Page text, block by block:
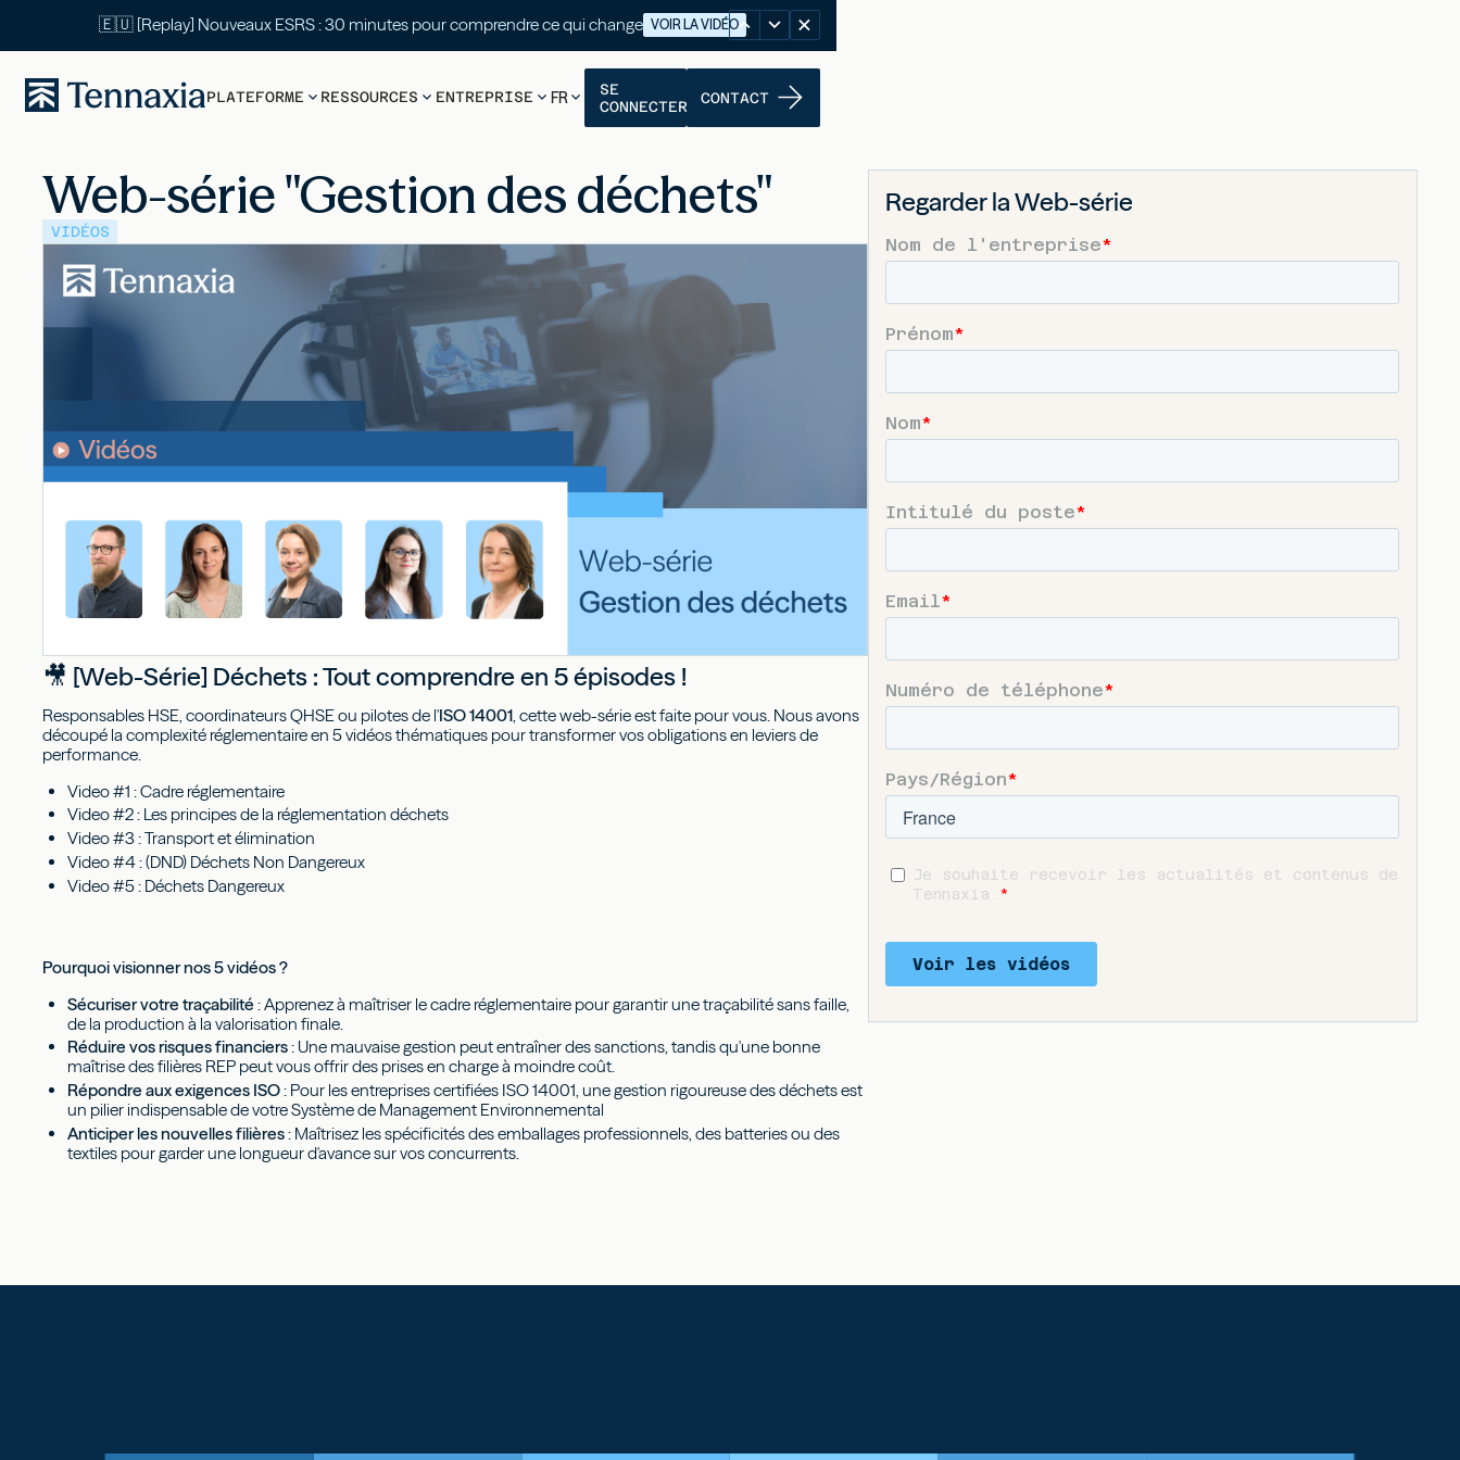
🇪🇺 [Replay] Nouveaux ESRS : 30 minutes pour comprendre ce qui change VOIR LA VIDÉO
PLATEFORME RESSOURCES ENTREPRISE FR
SE
CONNECTER
CONTACT
Web-série "Gestion des déchets"
VIDÉOS
🎥 [Web-Série] Déchets : Tout comprendre en 5 épisodes !
Responsables HSE, coordinateurs QHSE ou pilotes de l'ISO 14001, cette web-série est faite pour vous. Nous avons
découpé la complexité réglementaire en 5 vidéos thématiques pour transformer vos obligations en leviers de
performance.
Video #1 : Cadre réglementaire
Video #2 : Les principes de la réglementation déchets
Video #3 : Transport et élimination
Video #4 : (DND) Déchets Non Dangereux
Video #5 : Déchets Dangereux
Pourquoi visionner nos 5 vidéos ?
Sécuriser votre traçabilité : Apprenez à maîtriser le cadre réglementaire pour garantir une traçabilité sans faille,
de la production à la valorisation finale.
Réduire vos risques financiers: Une mauvaise gestion peut entraîner des sanctions, tandis qu'une bonne
maîtrise des filières REP peut vous offrir des prises en charge à moindre coût.
Répondre aux exigences ISO: Pour les entreprises certifiées ISO 14001, une gestion rigoureuse des déchets est
un pilier indispensable de votre Système de Management Environnemental
Anticiper les nouvelles filières: Maîtrisez les spécificités des emballages professionnels, des batteries ou des
textiles pour garder une longueur d'avance sur vos concurrents.
Regarder la Web-série